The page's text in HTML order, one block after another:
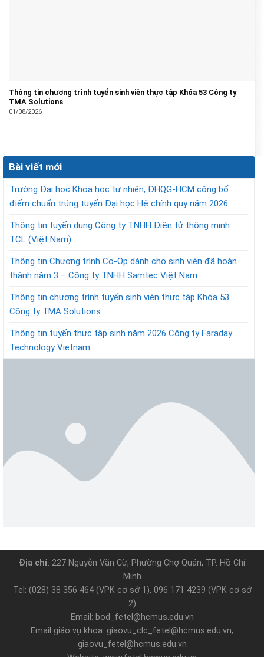
Thông tin chương trình tuyển sinh viên thực tập Khóa 53 Công ty
TMA Solutions
01/08/2026
Bài viết mới
Trường Đại học Khoa học tự nhiên, ĐHQG-HCM công bố
điểm chuẩn trúng tuyển Đại học Hệ chính quy năm 2026
Thông tin tuyển dụng Công ty TNHH Điện tử thông minh
TCL (Việt Nam)
Thông tin Chương trình Co-Op dành cho sinh viên đã hoàn
thành năm 3 – Công ty TNHH Samtec Việt Nam
Thông tin chương trình tuyển sinh viên thực tập Khóa 53
Công ty TMA Solutions
Thông tin tuyển thực tập sinh năm 2026 Công ty Faraday
Technology Vietnam
Địa chỉ: 227 Nguyễn Văn Cừ, Phường Chợ Quán, TP. Hồ Chí
Minh
Tel: (028) 38 356 464 (VPK cơ sở 1), 096 171 4239 (VPK cơ sở
2)
Email: bod_fetel@hcmus.edu.vn
Email giáo vụ khoa: giaovu_clc_fetel@hcmus.edu.vn;
giaovu_fetel@hcmus.edu.vn